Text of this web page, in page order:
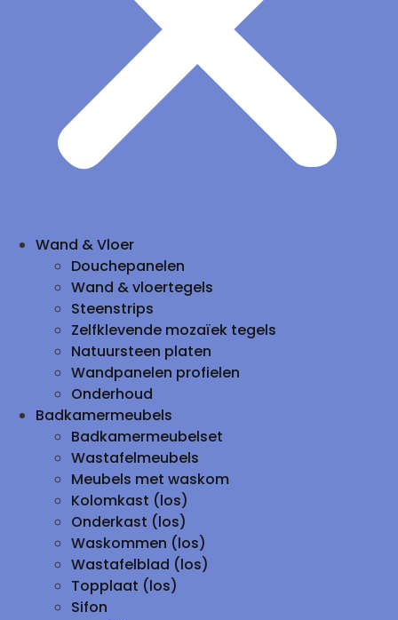
Wand & Vloer
Douchepanelen
Wand & vloertegels
Steenstrips
Zelfklevende mozaïek tegels
Natuursteen platen
Wandpanelen profielen
Onderhoud
Badkamermeubels
Badkamermeubelset
Wastafelmeubels
Meubels met waskom
Kolomkast (los)
Onderkast (los)
Waskommen (los)
Wastafelblad (los)
Topplaat (los)
Sifon